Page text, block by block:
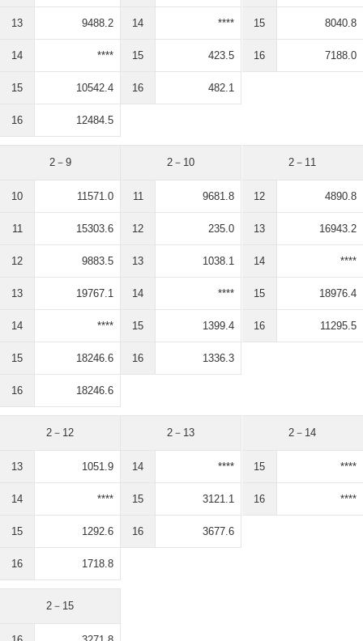
13 9488.2
14 ****
15 10542.4
16 12484.5
14 ****
15 423.5
16 482.1
15 8040.8
16 7188.0
2－9
10 11571.0
11 15303.6
12 9883.5
13 19767.1
14 ****
15 18246.6
16 18246.6
2－10
11 9681.8
12 235.0
13 1038.1
14 ****
15 1399.4
16 1336.3
2－11
12 4890.8
13 16943.2
14 ****
15 18976.4
16 11295.5
2－12
13 1051.9
14 ****
15 1292.6
16 1718.8
2－13
14 ****
15 3121.1
16 3677.6
2－14
15 ****
16 ****
2－15